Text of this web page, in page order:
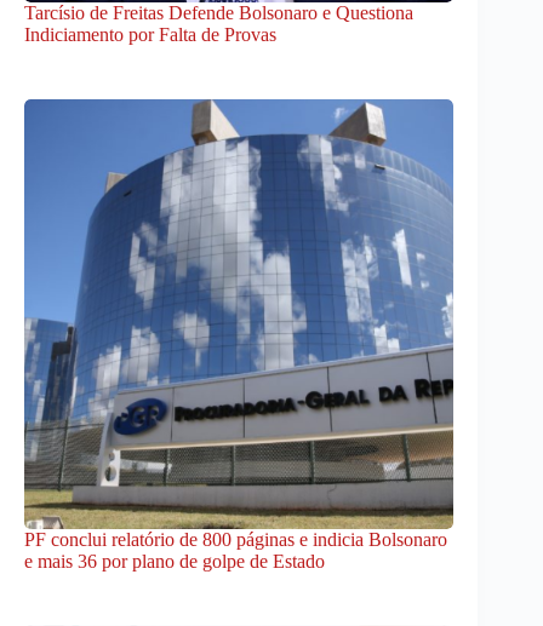
Tarcísio de Freitas Defende Bolsonaro e Questiona
Indiciamento por Falta de Provas
PF conclui relatório de 800 páginas e indicia Bolsonaro
e mais 36 por plano de golpe de Estado